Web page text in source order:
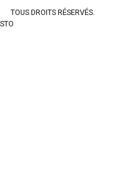
TOUS DROITS RÉSERVÉS.